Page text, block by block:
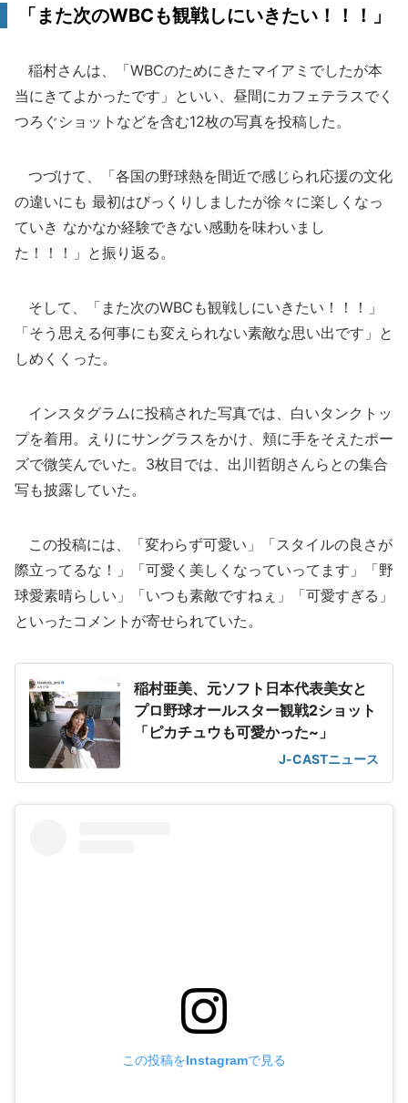
「また次のWBCも観戦しにいきたい！！！」
稲村さんは、「WBCのためにきたマイアミでしたが本
当にきてよかったです」といい、昼間にカフェテラスでく
つろぐショットなどを含む12枚の写真を投稿した。
つづけて、「各国の野球熱を間近で感じられ応援の文化
の違いにも 最初はびっくりしましたが徐々に楽しくなっ
ていき なかなか経験できない感動を味わいまし
た！！！」と振り返る。
そして、「また次のWBCも観戦しにいきたい！！！」
「そう思える何事にも変えられない素敵な思い出です」と
しめくくった。
インスタグラムに投稿された写真では、白いタンクトッ
プを着用。えりにサングラスをかけ、頬に手をそえたポー
ズで微笑んでいた。3枚目では、出川哲朗さんらとの集合
写も披露していた。
この投稿には、「変わらず可愛い」「スタイルの良さが
際立ってるな！」「可愛く美しくなっていってます」「野
球愛素晴らしい」「いつも素敵ですねぇ」「可愛すぎる」
といったコメントが寄せられていた。
稲村亜美、元ソフト日本代表美女と
プロ野球オールスター観戦2ショット
「ピカチュウも可愛かった~」
J-CASTニュース
この投稿をInstagramで見る